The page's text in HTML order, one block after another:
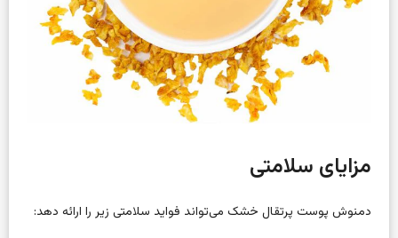
مزایای سلامتی
دمنوش پوست پرتقال خشک می‌تواند فواید سلامتی زیر را ارائه دهد: